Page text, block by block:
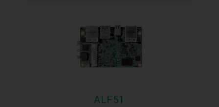
ALF51